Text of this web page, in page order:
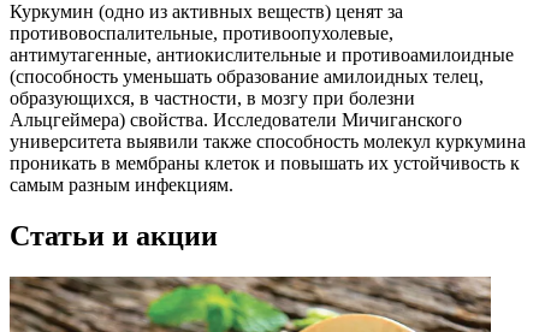
Куркумин (одно из активных веществ) ценят за
противовоспалительные, противоопухолевые,
антимутагенные, антиокислительные и противоамилоидные
(способность уменьшать образование амилоидных телец,
образующихся, в частности, в мозгу при болезни
Альцгеймера) свойства. Исследователи Мичиганского
университета выявили также способность молекул куркумина
проникать в мембраны клеток и повышать их устойчивость к
самым разным инфекциям.
Статьи и акции